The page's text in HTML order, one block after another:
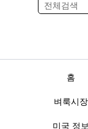
홈
벼룩시장
미국 정보